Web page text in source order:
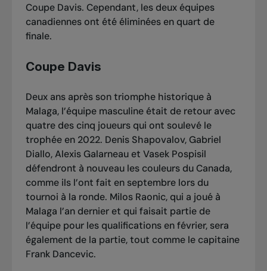
Coupe Davis. Cependant, les deux équipes
canadiennes ont été éliminées en quart de
finale.
Coupe Davis
Deux ans après son triomphe historique à
Malaga, l’équipe masculine était de retour avec
quatre des cinq joueurs qui ont soulevé le
trophée en 2022. Denis Shapovalov, Gabriel
Diallo, Alexis Galarneau et Vasek Pospisil
défendront à nouveau les couleurs du Canada,
comme ils l’ont fait en septembre lors du
tournoi à la ronde. Milos Raonic, qui a joué à
Malaga l’an dernier et qui faisait partie de
l’équipe pour les qualifications en février, sera
également de la partie, tout comme le capitaine
Frank Dancevic.